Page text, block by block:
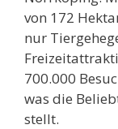
von 172
nur
700.000
was die
stellt.